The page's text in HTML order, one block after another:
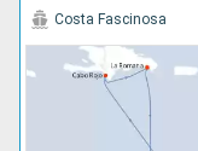
Costa Fascinosa